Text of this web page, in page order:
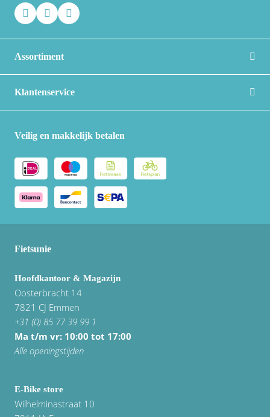
Assortiment
Klantenservice
Veilig en makkelijk betalen
Fietsunie
Hoofdkantoor & Magazijn
Oosterbracht 14
7821 CJ Emmen
+31 (0) 85 77 39 99 1
Ma t/m vr: 10:00 tot 17:00
Alle openingstijden
E-Bike store
Wilhelminastraat 10